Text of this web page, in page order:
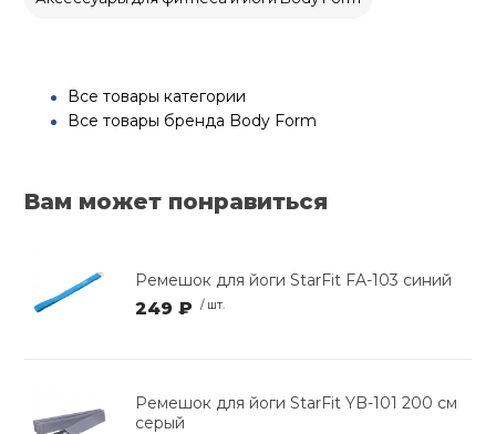
Все товары категории
Все товары бренда Body Form
Вам может понравиться
Ремешок для йоги StarFit FA-103 синий
249 ₽ / шт.
Ремешок для йоги StarFit YB-101 200 см
серый